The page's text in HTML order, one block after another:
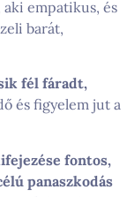
empatikus, és
barát,
fél fáradt,
és figyelem jut a
fontos,
panaszkodás